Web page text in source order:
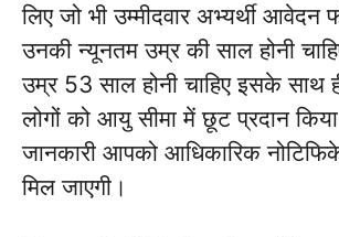
लिए जो भी उम्मीदवार अभ्यर्थी आवेदन
उनकी न्यूनतम उम्र की साल होनी
उम्र 53 साल होनी चाहिए इसके साथ
लोगों को आयु सीमा में छूट प्रदान
जानकारी आपको आधिकारिक
मिल जाएगी।